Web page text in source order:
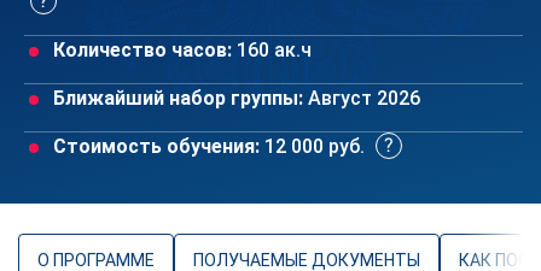
Количество часов: 160 ак.ч
Ближайший набор группы: Август 2026
Стоимость обучения: 12 000 руб.
О ПРОГРАММЕ ПОЛУЧАЕМЫЕ ДОКУМЕНТЫ КАК